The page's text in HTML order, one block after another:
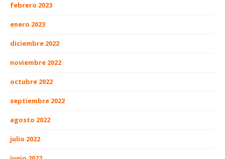
febrero 2023
enero 2023
diciembre 2022
noviembre 2022
octubre 2022
septiembre 2022
agosto 2022
julio 2022